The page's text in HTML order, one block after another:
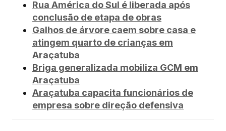
Rua América do Sul é liberada após
conclusão de etapa de obras
Galhos de árvore caem sobre casa e
atingem quarto de crianças em
Araçatuba
Briga generalizada mobiliza GCM em
Araçatuba
Araçatuba capacita funcionários de
empresa sobre direção defensiva